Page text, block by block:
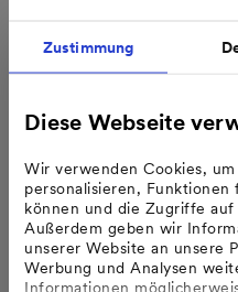
Zustimmung
Diese Webseite
Wir verwenden Cookies,
personalisieren,
können und die Zugriffe auf
Außerdem geben wir
unserer Website an unsere
Werbung und Analysen
Informationen
Anteilseigner sowie
Mitarbeiter. Als
Kopplung und auf
energiewirtschaftliche
Rahmenbedingungen. Dr.
insgesamt weiter auf Kurs